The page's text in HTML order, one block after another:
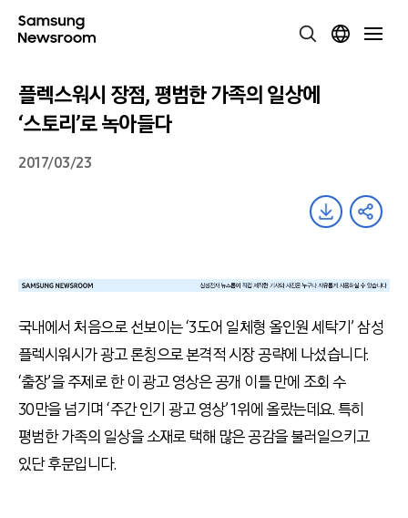
플렉스워시 장점, 평범한 가족의 일상에
‘스토리’로 녹아들다
2017/03/23
국내에서 처음으로 선보이는 ‘3도어 일체형 올인원 세탁기’ 삼성
플렉시워시가 광고 론칭으로 본격적 시장 공략에 나섰습니다.
‘출장’을 주제로 한 이 광고 영상은 공개 이틀 만에 조회 수
30만을 넘기며 ‘주간 인기 광고 영상’ 1위에 올랐는데요. 특히
평범한 가족의 일상을 소재로 택해 많은 공감을 불러일으키고
있단 후문입니다.